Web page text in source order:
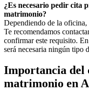
¿Es necesario pedir cita
matrimonio?
Dependiendo de la oficina,
Te recomendamos
confirmar este requisito.
será necesaria ningún tipo
Importancia del
matrimonio en